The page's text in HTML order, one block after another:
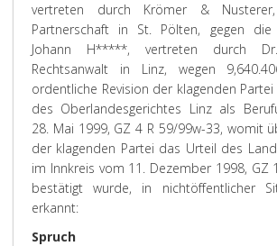
vertreten durch Krömer & Nusterer,
Partnerschaft in St. Pölten, gegen die
Johann H*****, vertreten durch
Rechtsanwalt in Linz, wegen
ordentliche Revision der klagenden
des Oberlandesgerichtes Linz als
28. Mai 1999, GZ 4 R 59/99w-33, womit
der klagenden Partei das Urteil des
im Innkreis vom 11. Dezember 1998, GZ
bestätigt wurde, in nichtöffentlicher
erkannt:
Spruch